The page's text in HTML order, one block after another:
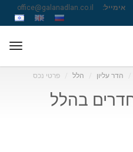
אימייל:
office@galanadlan.co.il
הדר עליון הלל פרטי נכס